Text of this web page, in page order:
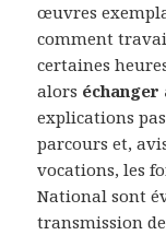
œuvres
comment
certaines
alors échanger
explications
parcours et,
vocations, les
National sont
transmission